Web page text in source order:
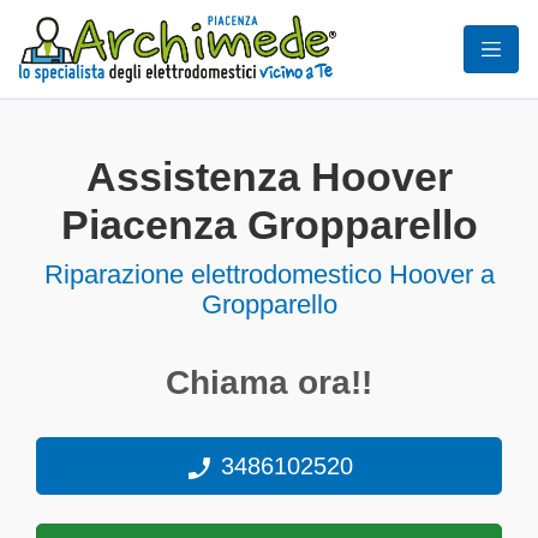
Assistenza Hoover
Piacenza Gropparello
Riparazione elettrodomestico Hoover a
Gropparello
Chiama ora!!
3486102520